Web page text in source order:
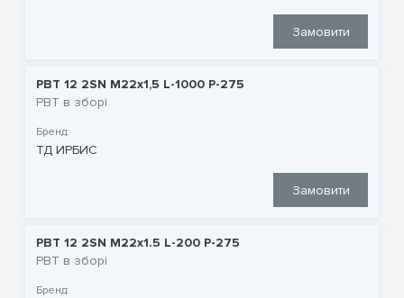
Замовити
РВТ 12 2SN M22x1,5 L-1000 P-275
РВТ в зборі
Бренд:
ТД ИРБИС
Замовити
РВТ 12 2SN M22x1.5 L-200 P-275
РВТ в зборі
Бренд: